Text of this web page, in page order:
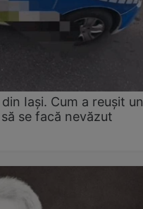
Iași. Cum a reușit un
se facă nevăzut